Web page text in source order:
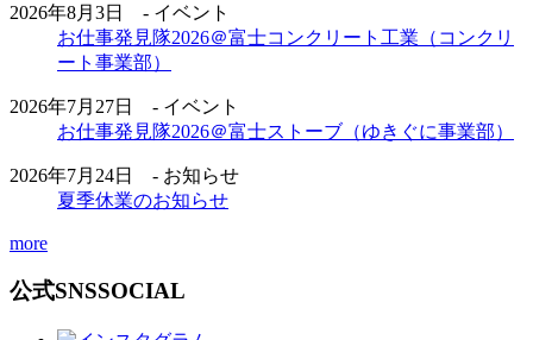
2026年8月3日 - イベント
お仕事発見隊2026＠富士コンクリート工業（コンクリ
ート事業部）
2026年7月27日 - イベント
お仕事発見隊2026＠富士ストーブ（ゆきぐに事業部）
2026年7月24日 - お知らせ
夏季休業のお知らせ
more
公式SNSSOCIAL